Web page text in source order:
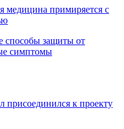
медицина примиряется с
способы защиты от
симптомы
присоединился к проекту